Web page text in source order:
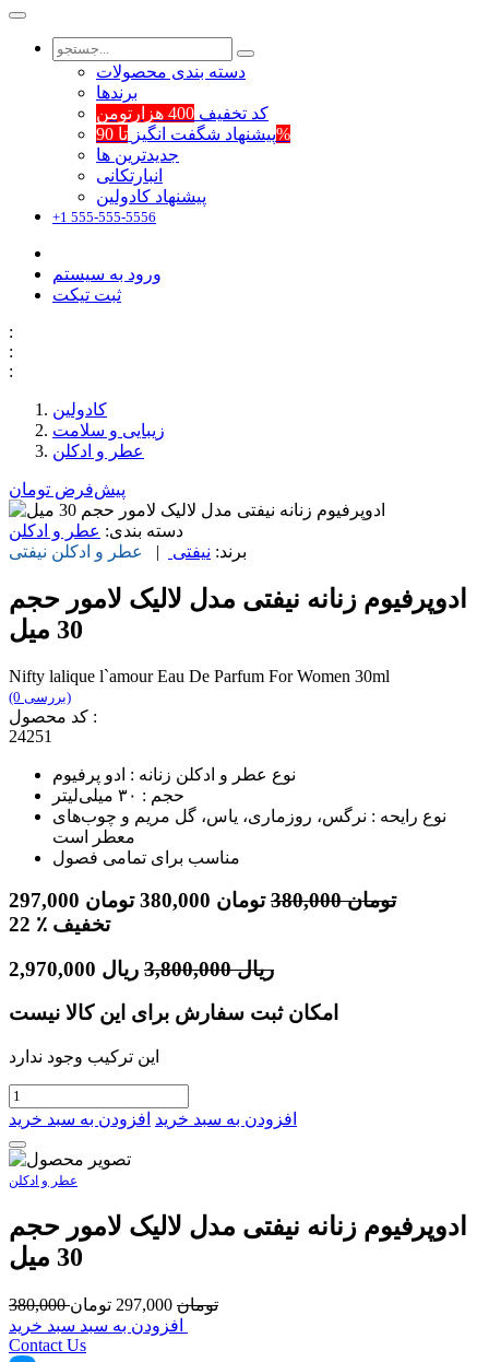
دسته بندی محصولات
برند‌ها
کد تخفیف 400 هزارتومن
پیشنهاد شگفت انگیزتا 90%
جدیدترین ها
انبارتکانی
پیشنهاد کادولین
+1 555-555-5556
ورود به سیستم
ثبت تیکت
:
:
:
کادولین
زیبایی و سلامت
عطر و ادکلن
پیش‌فرض تومان
دسته بندی: عطر و ادکلن
برند: نیفتی | عطر و ادکلن نیفتی
ادوپرفیوم زنانه نیفتی مدل لالیک لامور حجم
30 میل
Nifty lalique l`amour Eau De Parfum For Women 30ml
(0 بررسی)
کد محصول :
24251
نوع عطر و ادکلن زنانه : ادو پرفیوم
حجم : ۳۰ میلی‌لیتر
نوع رایحه : نرگس، روزماری، یاس، گل مریم و چوب‌های
معطر است
مناسب برای تمامی فصول
297,000 تومان 380,000تومان 380,000 تومان
22
٪ تخفیف
2,970,000 ریال 3,800,000 ریال
امکان ثبت سفارش برای این کالا نیست
این ترکیب وجود ندارد
افزودن به سبد خرید افزودن به سبد خرید
عطر و ادکلن
ادوپرفیوم زنانه نیفتی مدل لالیک لامور حجم
30 میل
380,000 تومان 297,000 تومان
Contact Us